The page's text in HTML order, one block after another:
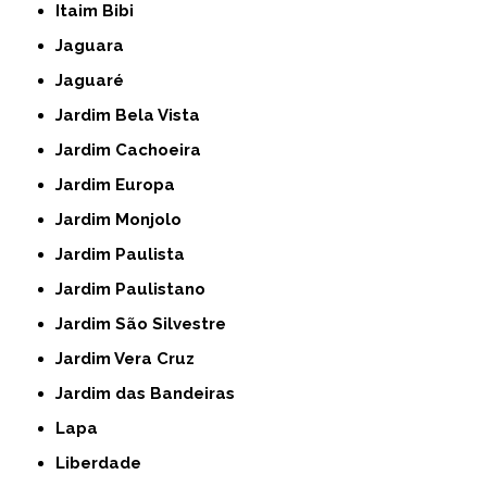
Itaim Bibi
Jaguara
Jaguaré
Jardim Bela Vista
Jardim Cachoeira
Jardim Europa
Jardim Monjolo
Jardim Paulista
Jardim Paulistano
Jardim São Silvestre
Jardim Vera Cruz
Jardim das Bandeiras
Lapa
Liberdade